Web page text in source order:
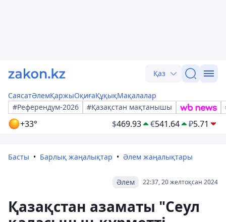
Қаз
СаясатӘлемҚаржыОқиғаҚұқықМақалалар
#Референдум-2026
#Қазақстан мақтанышы
+33° $469.93 €541.64 ₽5.71
Басты Барлық жаңалықтар Әлем жаңалықтары
22:37, 20 желтоқсан 2024
Әлем
Қазақстан азаматы "Сеул